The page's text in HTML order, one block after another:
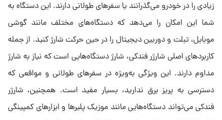
زیادی را در خودرو می‌گذرانند یا سفرهای طولانی دارند. این دستگاه به
شما این امکان را می‌دهد که دستگاه‌های مختلف مانند گوشی
موبایل، تبلت و دوربین دیجیتال را در حین حرکت شارژ کنید. از جمله
کاربردهای اصلی شارژر فندکی، شارژ دستگاه‌هایی است که نیاز به شارژ
مداوم دارند. این ویژگی به‌ویژه در سفرهای طولانی و مواقعی که
دسترسی به پریز برق ندارید، بسیار مفید است. همچنین، شارژر
فندکی می‌تواند دستگاه‌هایی مانند موزیک پلیرها و ابزارهای کمپینگی